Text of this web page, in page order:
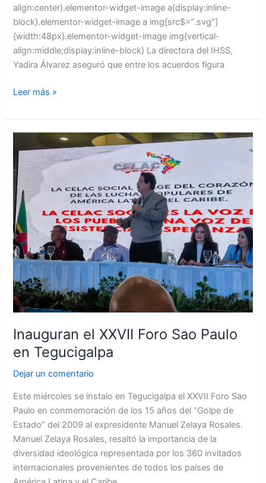
align:center}.elementor-widget-image a{display:inline-
block}.elementor-widget-image a img[src$=”.svg”]
{width:48px}.elementor-widget-image img{vertical-
align:middle;display:inline-block} La directora del IHSS,
Yadira Álvarez aseguró que entre los acuerdos figura
Leer más »
Inauguran el XXVII Foro Sao Paulo
en Tegucigalpa
Dejar un comentario
Este miércoles se instalo en Tegucigalpa el XXVII Foro Sao
Paulo en conmemoración de los 15 años del “Golpe de
Estado” del 2009 al expresidente Manuel Zelaya Rosales.
Manuel Zelaya Rosales, resaltó la importancia de la
diversidad ideológica representada por los 360 invitados
internacionales provenientes de todos los países de
el
XXVII
Foro
Sao
Paulo
en
Tegucigalpa